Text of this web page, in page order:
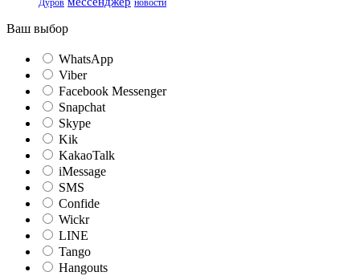
Дуров
новости
Ваш выбор
WhatsApp
Viber
Facebook Messenger
Snapchat
Skype
Kik
KakaoTalk
iMessage
SMS
Confide
Wickr
LINE
Tango
Hangouts